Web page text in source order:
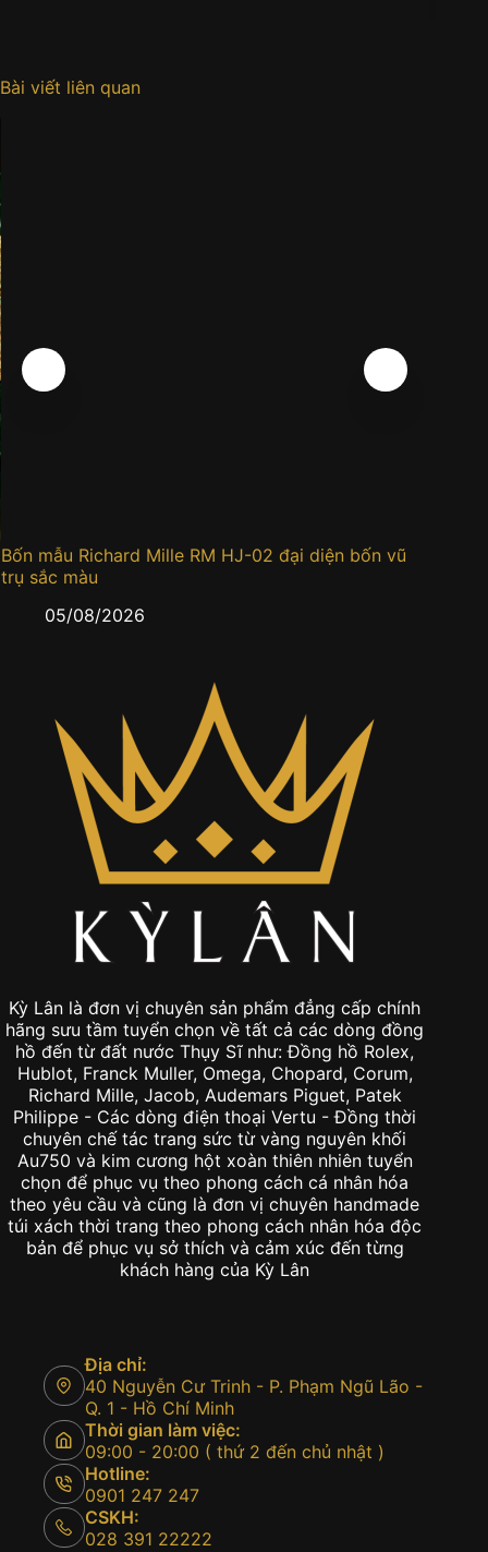
Bài viết liên quan
Bốn mẫu Richard Mille RM HJ-02 đại diện bốn vũ
trụ sắc màu
05/08/2026
Kỳ Lân là đơn vị chuyên sản phẩm đẳng cấp chính
hãng sưu tầm tuyển chọn về tất cả các dòng đồng
hồ đến từ đất nước Thụy Sĩ như: Đồng hồ Rolex,
Hublot, Franck Muller, Omega, Chopard, Corum,
Richard Mille, Jacob, Audemars Piguet, Patek
Philippe - Các dòng điện thoại Vertu - Đồng thời
chuyên chế tác trang sức từ vàng nguyên khối
Au750 và kim cương hột xoàn thiên nhiên tuyển
chọn để phục vụ theo phong cách cá nhân hóa
theo yêu cầu và cũng là đơn vị chuyên handmade
túi xách thời trang theo phong cách nhân hóa độc
bản để phục vụ sở thích và cảm xúc đến từng
khách hàng của Kỳ Lân
Địa chỉ:
40 Nguyễn Cư Trinh - P. Phạm Ngũ Lão -
Q. 1 - Hồ Chí Minh
Thời gian làm việc:
09:00 - 20:00 ( thứ 2 đến chủ nhật )
Hotline:
0901 247 247
CSKH:
028 391 22222